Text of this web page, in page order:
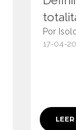
Por
17-04-
LEER